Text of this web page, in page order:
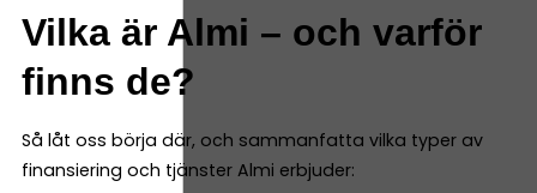
Vilka är Almi – och varför
finns de?
Så låt oss börja där, och sammanfatta vilka typer av
finansiering och tjänster Almi erbjuder: